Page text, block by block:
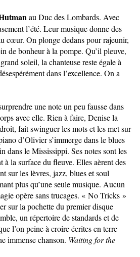
au Duc des Lombards. Avec
l’été. Leur musique donne des
cœur. On plonge dedans pour rajeunir,
de bonheur à la pompe. Qu’il pleuve,
soleil, la chanteuse reste égale à
dans l’excellence. On a
une note un peu fausse dans
avec elle. Rien à faire, Denise la
fait swinguer les mots et les met sur
d’Olivier s’immerge dans le blues
dans le Mississippi. Ses notes sont les
à la surface du fleuve. Elles aèrent des
sur les lèvres, jazz, blues et soul
plus qu’une seule musique. Aucun
opère sans trucages. « No Tricks »
sur la pochette du premier disque
un répertoire de standards et de
l’on peine à croire écrites en terre
immense chanson. Waiting for the